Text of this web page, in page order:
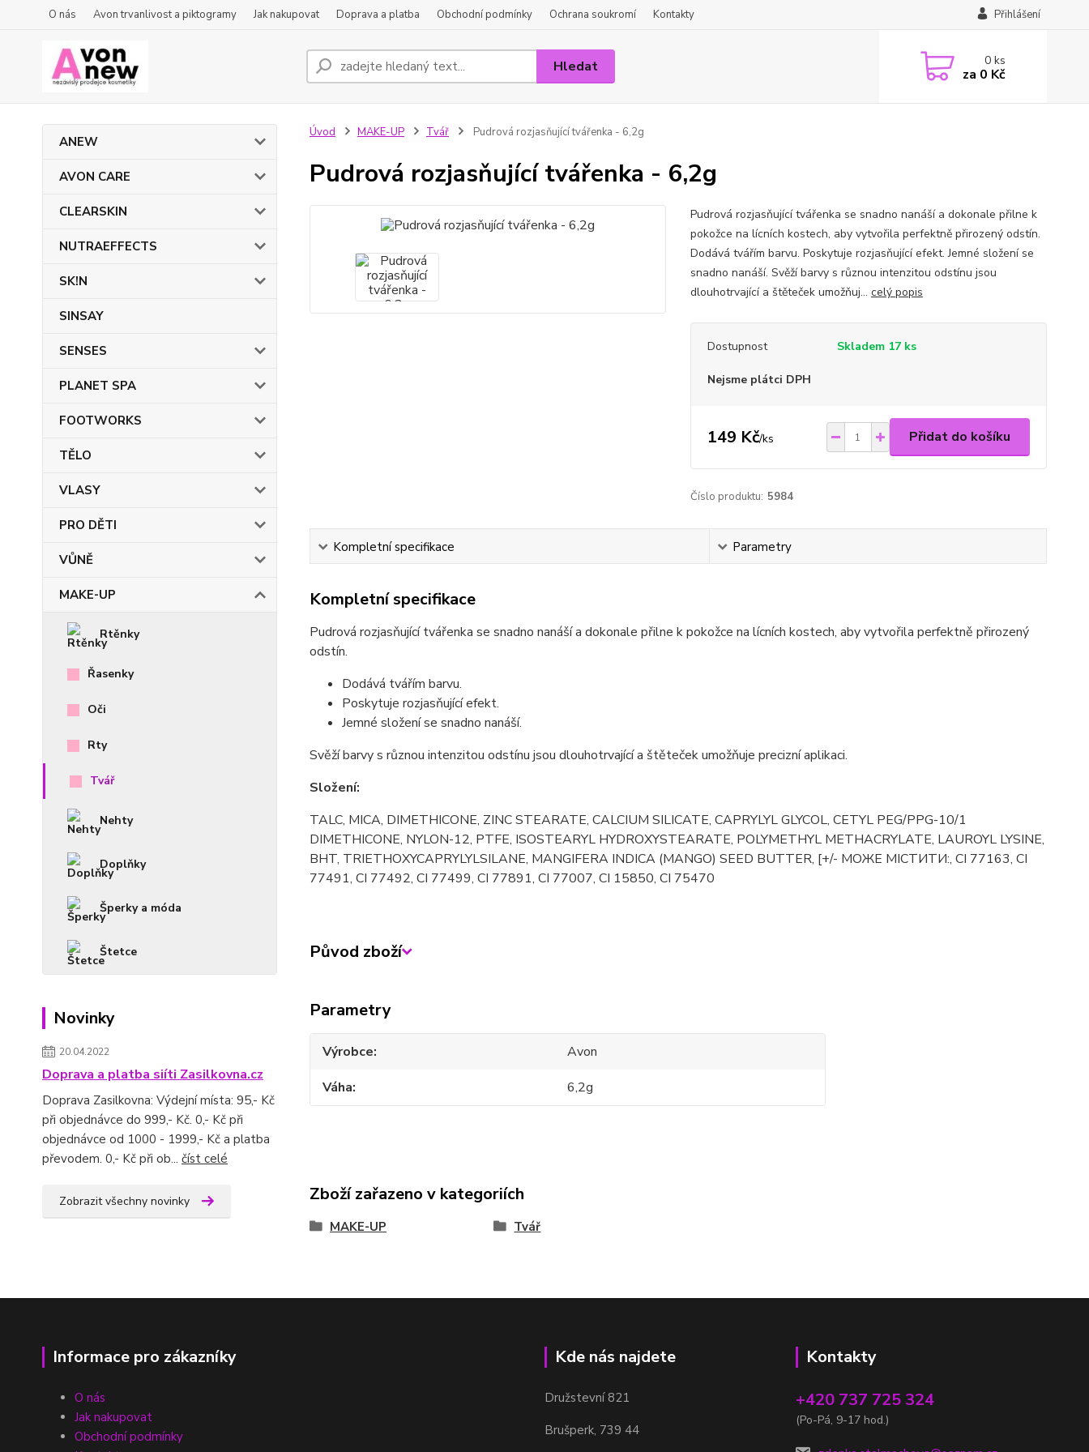
O nás Avon trvanlivost a piktogramy Jak nakupovat Doprava a platba Obchodní podmínky Ochrana soukromí Kontakty Přihlášení
Hledat 0ks
za 0 Kč
ANEW
AVON CARE
CLEARSKIN
NUTRAEFFECTS
SK!N
SINSAY
SENSES
PLANET SPA
FOOTWORKS
TĚLO
VLASY
PRO DĚTI
VŮNĚ
MAKE-UP
Rtěnky
Řasenky
Oči
Rty
Tvář
Nehty
Doplňky
Šperky a móda
Štetce
Novinky
20.04.2022
Doprava a platba siíti Zasilkovna.cz
Doprava Zasilkovna: Výdejní místa: 95,- Kč
při objednávce do 999,- Kč. 0,- Kč při
objednávce od 1000 - 1999,- Kč a platba
převodem. 0,- Kč při ob... číst celé
Zobrazit všechny novinky
Úvod MAKE-UP Tvář Pudrová rozjasňující tvářenka - 6,2g
Pudrová rozjasňující tvářenka - 6,2g
Pudrová rozjasňující tvářenka se snadno nanáší a dokonale přilne k
pokožce na lícních kostech, aby vytvořila perfektně přirozený odstín.
Dodává tvářím barvu. Poskytuje rozjasňující efekt. Jemné složení se
snadno nanáší. Svěží barvy s různou intenzitou odstínu jsou
dlouhotrvající a štěteček umožňuj... celý popis
Dostupnost Skladem 17 ks
Nejsme plátci DPH
149 Kč/ks Přidat do košíku
Číslo produktu: 5984
Kompletní specifikace Parametry
Kompletní specifikace
Pudrová rozjasňující tvářenka se snadno nanáší a dokonale přilne k pokožce na lícních kostech, aby vytvořila perfektně přirozený
odstín.
Dodává tvářím barvu.
Poskytuje rozjasňující efekt.
Jemné složení se snadno nanáší.
Svěží barvy s různou intenzitou odstínu jsou dlouhotrvající a štěteček umožňuje precizní aplikaci.
Složení:
TALC, MICA, DIMETHICONE, ZINC STEARATE, CALCIUM SILICATE, CAPRYLYL GLYCOL, CETYL PEG/PPG-10/1
DIMETHICONE, NYLON-12, PTFE, ISOSTEARYL HYDROXYSTEARATE, POLYMETHYL METHACRYLATE, LAUROYL LYSINE,
BHT, TRIETHOXYCAPRYLYLSILANE, MANGIFERA INDICA (MANGO) SEED BUTTER, [+/- МОЖЕ МІСТИТИ:, CI 77163, CI
77491, CI 77492, CI 77499, CI 77891, CI 77007, CI 15850, CI 75470
Původ zboží
Parametry
Výrobce
Avon
Váha
6,2g
Zboží zařazeno v kategoriích
MAKE-UP Tvář
Informace pro zákazníky
O nás
Jak nakupovat
Obchodní podmínky
Kde nás najdete
Družstevní 821
Brušperk, 739 44
Kontakty
+420 737 725 324
(Po-Pá, 9-17 hod.)